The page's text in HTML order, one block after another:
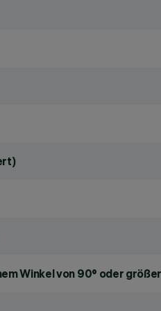
Winkel von 90° oder